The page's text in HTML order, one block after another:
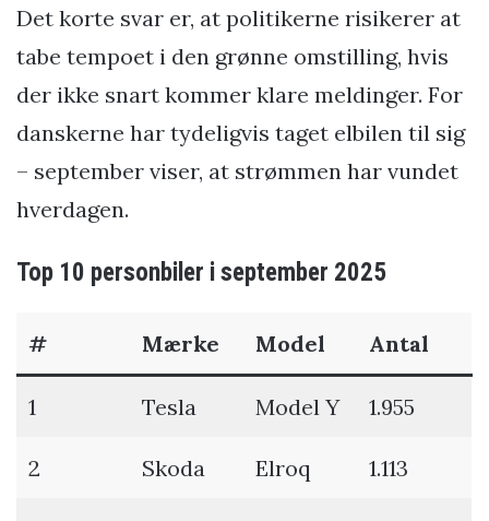
Det korte svar er, at politikerne risikerer at
tabe tempoet i den grønne omstilling, hvis
der ikke snart kommer klare meldinger. For
danskerne har tydeligvis taget elbilen til sig
– september viser, at strømmen har vundet
hverdagen.
Top 10 personbiler i september 2025
# Mærke Model Antal
1 Tesla Model Y 1.955
2 Skoda Elroq 1.113